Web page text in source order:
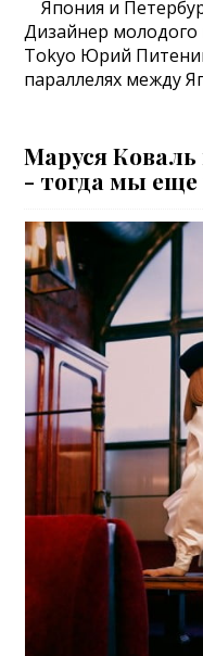
Япония и
Дизайнер молодого
Tokyo Юрий
параллелях между
Маруся
- тогда мы еще